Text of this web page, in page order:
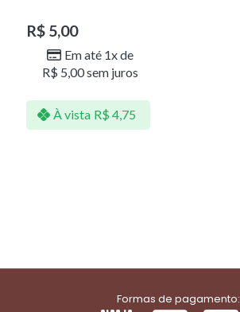
R$ 5,00
Em até 1x de
R$ 5,00sem juros
À vista R$ 4,75
Formas de pagamento: